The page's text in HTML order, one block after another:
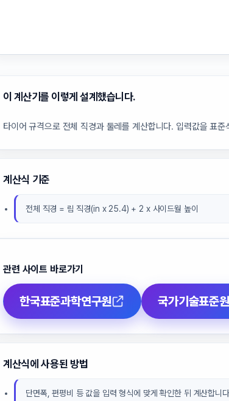
이 계산기를 이렇게 설계했습니다.
타이어 규격으로 전체 직경과 둘레를 계산합니다. 입력값을 표
계산식 기준
전체 직경 = 림 직경(in x 25.4) + 2 x 사이드월 높이
관련 사이트 바로가기
한국표준과학연구원 국가기술표준원
계산식에 사용된 방법
단면폭, 편평비 등 값을 입력 형식에 맞게 확인한 뒤 계산합니